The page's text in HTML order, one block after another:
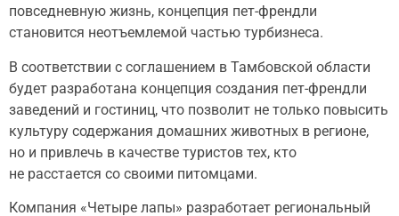
повседневную жизнь, концепция пет-френдли
становится неотъемлемой частью турбизнеса.
В соответствии с соглашением в Тамбовской области
будет разработана концепция создания пет-френдли
заведений и гостиниц, что позволит не только повысить
культуру содержания домашних животных в регионе,
но и привлечь в качестве туристов тех, кто
не расстается со своими питомцами.
Компания «Четыре лапы» разработает региональный